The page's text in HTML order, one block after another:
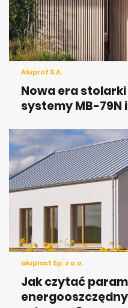
Aluprof S.A.
Nowa era
systemy MB-79N
aluplast Sp. z o.o.
Jak czytać